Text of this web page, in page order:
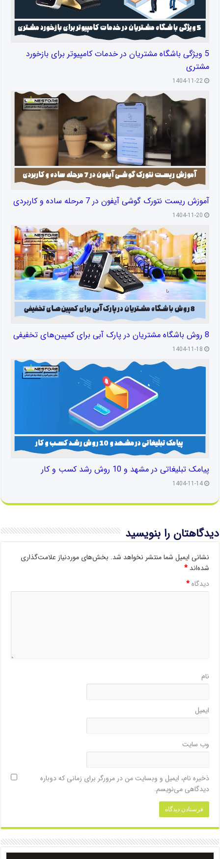
5 ویژگی باشگاه مشتریان در خدمات کامپیوتر برای بازخورد
مشتری
1404-11-22
آموزش ریست نتورک گوشی آیفون در 7 مرحله ساده و کاربردی
1404-11-20
8 روش باشگاه مشتریان در پارک آبی برای کمپین‌های تخفیفی
1404-11-18
پیامک تبلیغاتی در مشهد و 10 روش رشد کسب و کار
1404-11-14
دیدگاهتان را بنویسید
نشانی ایمیل شما منتشر نخواهد شد. بخش‌های موردنیاز علامت‌گذاری
شده‌اند*
دیدگاه*
نام
ایمیل
وب‌ سایت
ذخیره نام، ایمیل و وبسایت من در مرورگر برای زمانی که دوباره
دیدگاهی می‌نویسم.